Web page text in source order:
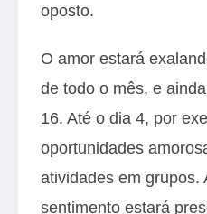
oposto.
O amor estará
de todo o mês, e
16. Até o dia 4, por
oportunidades
atividades em grupos.
sentimento estará